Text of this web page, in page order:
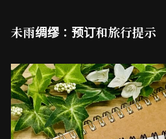
未雨绸缪：预订和旅行提示